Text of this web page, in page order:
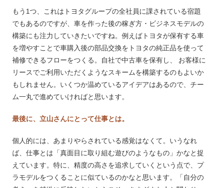
もう1つ、これはトヨタグループの全社員に課されている宿題
でもあるのですが、車を作った後の稼ぎ方・ビジネスモデルの
構築にも注力していきたいですね。例えばトヨタが保有する車
を増やすことで車購入後の部品交換をトヨタの純正品を使って
補修できるフローをつくる。自社で中古車を保有し、 お客様に
リースでご利用いただくようなスキームを構築するのもよいか
もしれません。いくつか温めているアイデアはあるので、チー
ム一丸で進めていければと思います。
最後に、立山さんにとって仕事とは。
個人的には、あまりやらされている感覚はなくて。いうなれ
ば、仕事とは「真面目に取り組む遊びのようなもの」かなと捉
えています。特に、精度の高さを追求していくという点で、プ
ラモデルをつくることに似ているのかなと思います。「自分の